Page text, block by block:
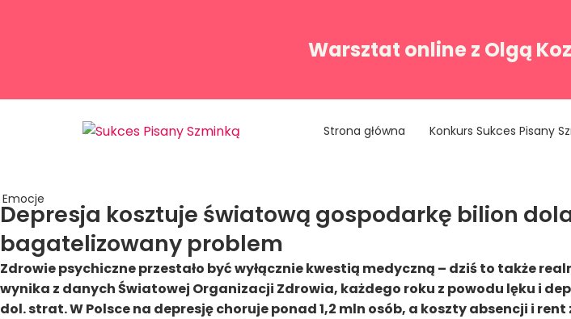
Warsztat online z Olgą
Strona główna Konkurs Sukces Pisany
Emocje
Depresja kosztuje światową gospodarkę bilion
bagatelizowany problem
Zdrowie psychiczne przestało być wyłącznie kwestią medyczną – dziś to także
wynika z danych Światowej Organizacji Zdrowia, każdego roku z powodu lęku i
dol. strat. W Polsce na depresję choruje ponad 1,2 mln osób, a koszty absencji i